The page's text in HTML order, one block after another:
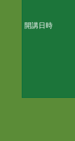
開講日時